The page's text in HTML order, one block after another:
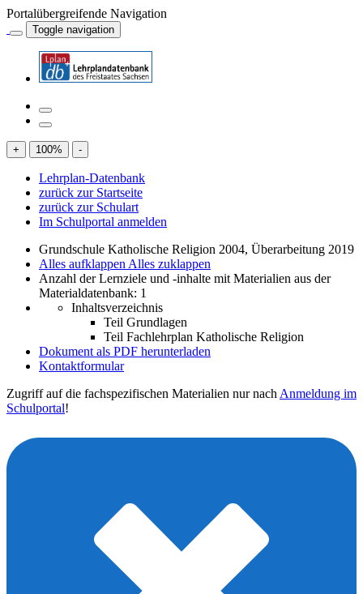
Portalübergreifende Navigation
Toggle navigation
+ 100% -
Lehrplan-Datenbank
zurück zur Startseite
zurück zur Schulart
Im Schulportal anmelden
Grundschule Katholische Religion 2004, Überarbeitung 2019
Alles aufklappen Alles zuklappen
Anzahl der Lernziele und -inhalte mit Materialien aus der
Materialdatenbank: 1
Inhaltsverzeichnis
Teil Grundlagen
Teil Fachlehrplan Katholische Religion
Dokument als PDF herunterladen
Kontaktformular
Zugriff auf die fachspezifischen Materialien nur nach Anmeldung im
Schulportal!